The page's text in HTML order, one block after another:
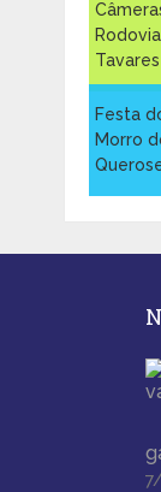
Tavares
Festa
Morro